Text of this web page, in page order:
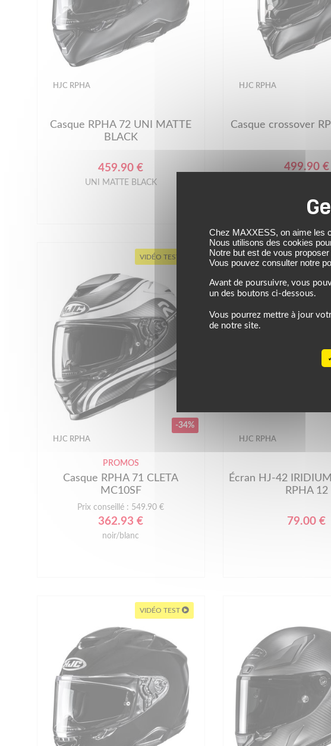
HJC RPHA
Casque RPHA 72 UNI MATTE
BLACK
459.90 €
UNI MATTE BLACK
HJC RPHA
Casque crossover
499.90 €
VIDÉO TEST
-34%
HJC RPHA
PROMOS
Casque RPHA 71 CLETA
MC10SF
Prix conseillé : 549.90 €
362.93 €
noir/blanc
HJC RPHA
Écran HJ-42
RPHA 12
79.00 €
VIDÉO TEST
Chez MAXXESS, on aime les
Nous utilisons des cookies
Notre but est de vous
Vous pouvez consulter notre
Avant de poursuivre, vous
un des boutons ci-dessous.
Vous pourrez mettre à jour
de notre site.